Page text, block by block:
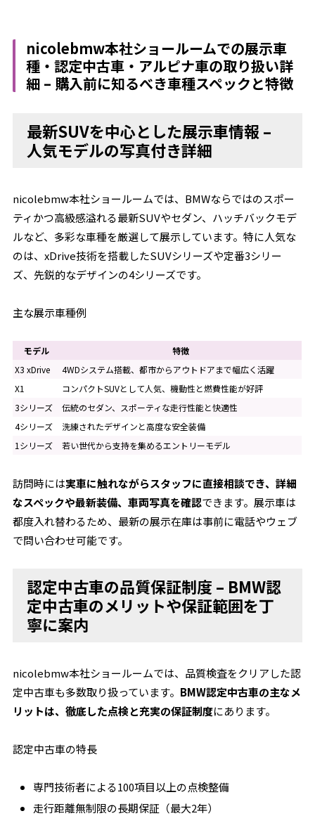
nicolebmw本社ショールームでの展示車
種・認定中古車・アルピナ車の取り扱い詳
細 – 購入前に知るべき車種スペックと特徴
最新SUVを中心とした展示車情報 –
人気モデルの写真付き詳細
nicolebmw本社ショールームでは、BMWならではのスポー
ティかつ高級感溢れる最新SUVやセダン、ハッチバックモデ
ルなど、多彩な車種を厳選して展示しています。特に人気な
のは、xDrive技術を搭載したSUVシリーズや定番3シリー
ズ、先鋭的なデザインの4シリーズです。
主な展示車種例
モデル
特徴
X3 xDrive
4WDシステム搭載、都市からアウトドアまで幅広く活躍
X1
コンパクトSUVとして人気、機動性と燃費性能が好評
3シリーズ
伝統のセダン、スポーティな走行性能と快適性
4シリーズ
洗練されたデザインと高度な安全装備
1シリーズ
若い世代から支持を集めるエントリーモデル
訪問時には実車に触れながらスタッフに直接相談でき、詳細
なスペックや最新装備、車両写真を確認できます。展示車は
都度入れ替わるため、最新の展示在庫は事前に電話やウェブ
で問い合わせ可能です。
認定中古車の品質保証制度 – BMW認
定中古車のメリットや保証範囲を丁
寧に案内
nicolebmw本社ショールームでは、品質検査をクリアした認
定中古車も多数取り扱っています。 BMW認定中古車の主なメ
リットは、徹底した点検と充実の保証制度にあります。
認定中古車の特長
専門技術者による100項目以上の点検整備
走行距離無制限の長期保証（最大2年）